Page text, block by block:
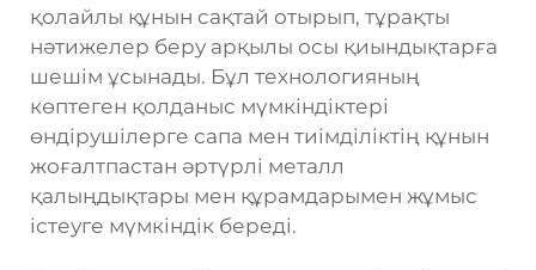
қолайлы құнын сақтай отырып, тұрақты
нәтижелер беру арқылы осы қиындықтарға
шешім ұсынады. Бұл технологияның
көптеген қолданыс мүмкіндіктері
өндірушілерге сапа мен тиімділіктің құнын
жоғалтпастан әртүрлі металл
қалыңдықтары мен құрамдарымен жұмыс
істеуге мүмкіндік береді.